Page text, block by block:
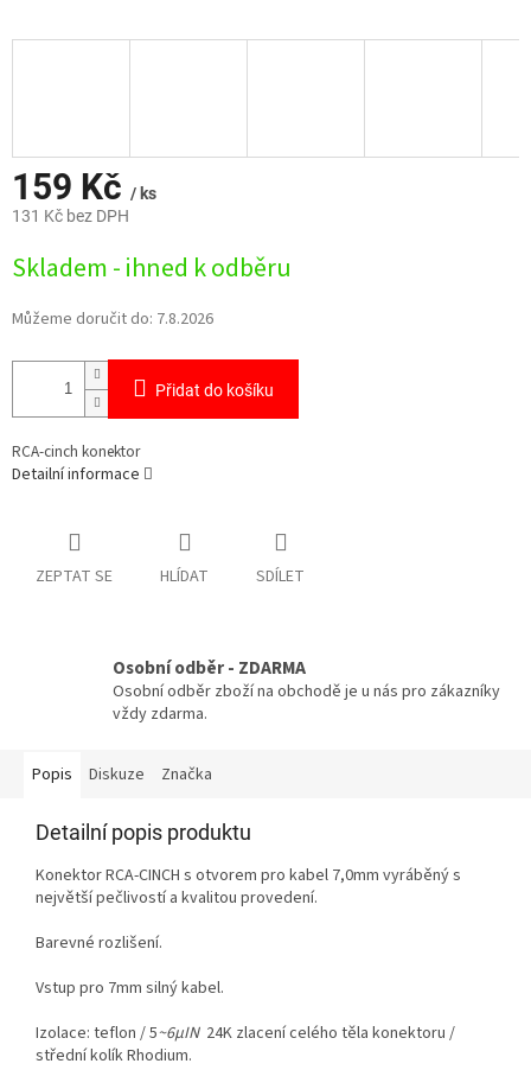
159 Kč / ks
131 Kč bez DPH
cena:
Skladem - ihned k odběru
Můžeme doručit do: 7.8.2026
Přidat do košíku
RCA-cinch konektor
Detailní informace
ZEPTAT SE HLÍDAT SDÍLET
Osobní odběr - ZDARMA
Osobní odběr zboží na obchodě je u nás pro zákazníky
vždy zdarma.
Popis Diskuze Značka
Detailní popis produktu
Konektor RCA-CINCH s otvorem pro kabel 7,0mm vyráběný s
největší pečlivostí a kvalitou provedení.
Barevné rozlišení.
Vstup pro 7mm silný kabel.
Izolace: teflon / 5~6µIN 24K zlacení celého těla konektoru /
střední kolík Rhodium.